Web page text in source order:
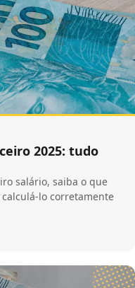
2025: tudo
salário, saiba o que
lo corretamente